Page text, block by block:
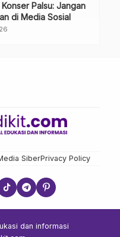
Palsu: Jangan
di Media Sosial
SiberPrivacy Policy
dan informasi